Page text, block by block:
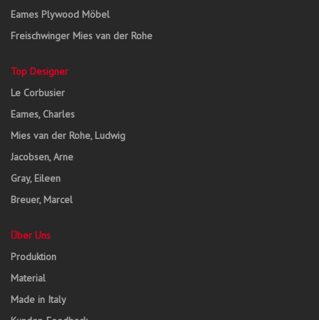
Eames Plywood Möbel
Freischwinger Mies van der Rohe
Top Designer
Le Corbusier
Eames, Charles
Mies van der Rohe, Ludwig
Jacobsen, Arne
Gray, Eileen
Breuer, Marcel
Über Uns
Produktion
Material
Made in Italy